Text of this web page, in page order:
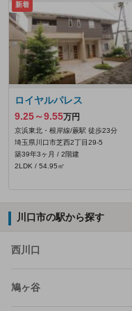
新着
ロイヤルパレス
9.25～9.55万円
京浜東北・根岸線/蕨駅 徒歩23分
埼玉県川口市芝西2丁目29-5
築39年3ヶ月 / 2階建
2LDK / 54.95㎡
川口市の駅から探す
西川口
鳩ヶ谷